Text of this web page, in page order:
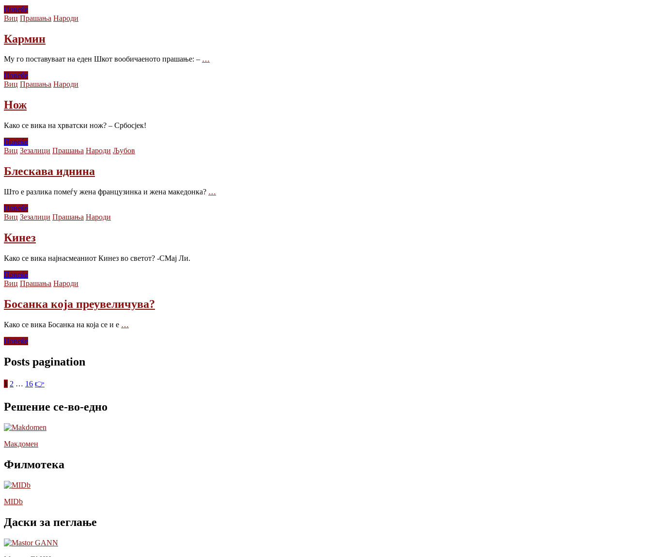
Повеќе
Виц Прашања Народи
Кармин
Му го поставуваат на еден Шкот вообичаеното прашање: – …
Повеќе
Виц Прашања Народи
Нож
Како се вика на хрватски нож? – Србосјек!
Повеќе
Виц Зезалици Прашања Народи Љубов
Блескава иднина
Што е разлика помеѓу жена французинка и жена македонка? …
Повеќе
Виц Зезалици Прашања Народи
Кинез
Како се вика најнасмеаниот Кинез во светот? -СМај Ли.
Повеќе
Виц Прашања Народи
Босанка која преувеличува?
Како се вика Босанка на која се и е …
Повеќе
Posts pagination
1 2 … 16 👉
Решение се-во-едно
Макдомен
Филмотека
MIDb
Даски за пеглање